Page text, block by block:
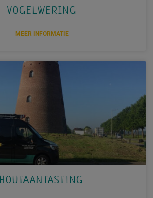
VOGELWERING
MEER INFORMATIE
HOUTAANTASTING